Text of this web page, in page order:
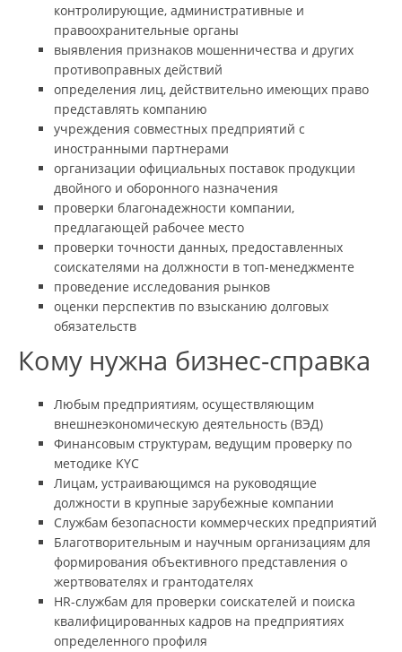
контролирующие, административные и
правоохранительные органы
выявления признаков мошенничества и других
противоправных действий
определения лиц, действительно имеющих право
представлять компанию
учреждения совместных предприятий с
иностранными партнерами
организации официальных поставок продукции
двойного и оборонного назначения
проверки благонадежности компании,
предлагающей рабочее место
проверки точности данных, предоставленных
соискателями на должности в топ-менеджменте
проведение исследования рынков
оценки перспектив по взысканию долговых
обязательств
Кому нужна бизнес-справка
Любым предприятиям, осуществляющим
внешнеэкономическую деятельность (ВЭД)
Финансовым структурам, ведущим проверку по
методике KYC
Лицам, устраивающимся на руководящие
должности в крупные зарубежные компании
Службам безопасности коммерческих предприятий
Благотворительным и научным организациям для
формирования объективного представления о
жертвователях и грантодателях
HR-службам для проверки соискателей и поиска
квалифицированных кадров на предприятиях
определенного профиля